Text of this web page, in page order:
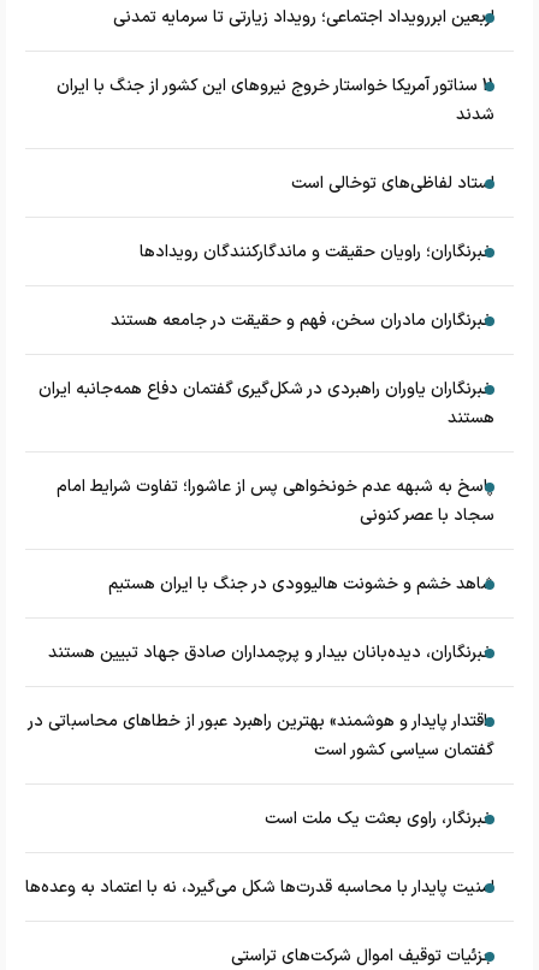
اربعین ابررویداد اجتماعی؛ رویداد زیارتی تا سرمایه تمدنی
11 سناتور آمریکا خواستار خروج نیروهای این کشور از جنگ با ایران
شدند
استاد لفاظی‌های توخالی است
خبرنگاران؛ راویان حقیقت و ماندگارکنندگان رویدادها
خبرنگاران مادران سخن، فهم و حقیقت در جامعه هستند
خبرنگاران یاوران راهبردی در شکل‌گیری گفتمان دفاع همه‌جانبه ایران
هستند
پاسخ به شبهه عدم خونخواهی پس از عاشورا؛ تفاوت شرایط امام
سجاد با عصر کنونی
شاهد خشم و خشونت هالیوودی در جنگ با ایران هستیم
خبرنگاران، دیده‌بانان بیدار و پرچمداران صادق جهاد تبیین هستند
«اقتدار پایدار و هوشمند» بهترین راهبرد عبور از خطاهای محاسباتی در
گفتمان سیاسی کشور است
خبرنگار، راوی بعثت یک ملت است
امنیت پایدار با محاسبه قدرت‌ها شکل می‌گیرد، نه با اعتماد به وعده‌ها
جزئیات توقیف اموال شرکت‌های تراستی